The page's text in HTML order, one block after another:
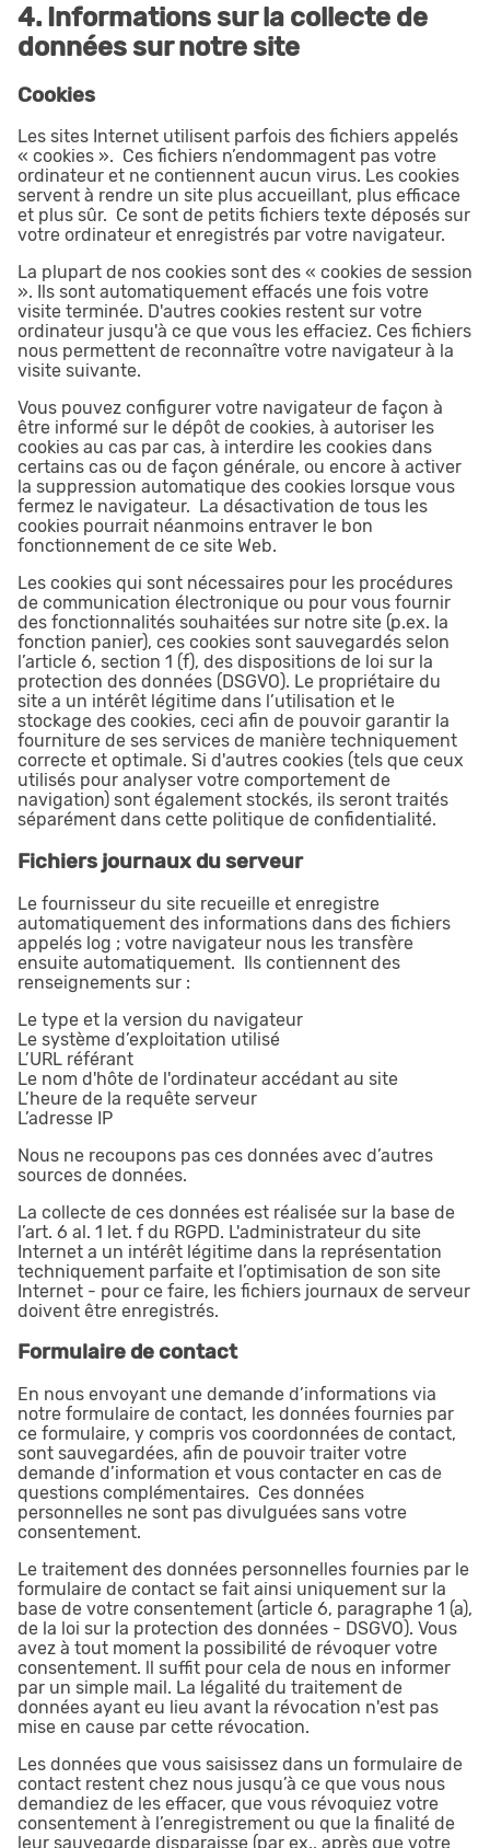
4. Informations sur la collecte de
données sur notre site
Cookies
Les sites Internet utilisent parfois des fichiers appelés
« cookies ». Ces fichiers n’endommagent pas votre
ordinateur et ne contiennent aucun virus. Les cookies
servent à rendre un site plus accueillant, plus efficace
et plus sûr. Ce sont de petits fichiers texte déposés sur
votre ordinateur et enregistrés par votre navigateur.
La plupart de nos cookies sont des « cookies de session
». Ils sont automatiquement effacés une fois votre
visite terminée. D'autres cookies restent sur votre
ordinateur jusqu'à ce que vous les effaciez. Ces fichiers
nous permettent de reconnaître votre navigateur à la
visite suivante.
Vous pouvez configurer votre navigateur de façon à
être informé sur le dépôt de cookies, à autoriser les
cookies au cas par cas, à interdire les cookies dans
certains cas ou de façon générale, ou encore à activer
la suppression automatique des cookies lorsque vous
fermez le navigateur. La désactivation de tous les
cookies pourrait néanmoins entraver le bon
fonctionnement de ce site Web.
Les cookies qui sont nécessaires pour les procédures
de communication électronique ou pour vous fournir
des fonctionnalités souhaitées sur notre site (p.ex. la
fonction panier), ces cookies sont sauvegardés selon
l’article 6, section 1 (f), des dispositions de loi sur la
protection des données (DSGVO). Le propriétaire du
site a un intérêt légitime dans l’utilisation et le
stockage des cookies, ceci afin de pouvoir garantir la
fourniture de ses services de manière techniquement
correcte et optimale. Si d'autres cookies (tels que ceux
utilisés pour analyser votre comportement de
navigation) sont également stockés, ils seront traités
séparément dans cette politique de confidentialité.
Fichiers journaux du serveur
Le fournisseur du site recueille et enregistre
automatiquement des informations dans des fichiers
appelés log ; votre navigateur nous les transfère
ensuite automatiquement. Ils contiennent des
renseignements sur :
Le type et la version du navigateur
Le système d’exploitation utilisé
L’URL référant
Le nom d'hôte de l'ordinateur accédant au site
L’heure de la requête serveur
L’adresse IP
Nous ne recoupons pas ces données avec d’autres
sources de données.
La collecte de ces données est réalisée sur la base de
l’art. 6 al. 1 let. f du RGPD. L'administrateur du site
Internet a un intérêt légitime dans la représentation
techniquement parfaite et l’optimisation de son site
Internet - pour ce faire, les fichiers journaux de serveur
doivent être enregistrés.
Formulaire de contact
En nous envoyant une demande d’informations via
notre formulaire de contact, les données fournies par
ce formulaire, y compris vos coordonnées de contact,
sont sauvegardées, afin de pouvoir traiter votre
demande d’information et vous contacter en cas de
questions complémentaires. Ces données
personnelles ne sont pas divulguées sans votre
consentement.
Le traitement des données personnelles fournies par le
formulaire de contact se fait ainsi uniquement sur la
base de votre consentement (article 6, paragraphe 1 (a),
de la loi sur la protection des données - DSGVO). Vous
avez à tout moment la possibilité de révoquer votre
consentement. ll suffit pour cela de nous en informer
par un simple mail. La légalité du traitement de
données ayant eu lieu avant la révocation n'est pas
mise en cause par cette révocation.
Les données que vous saisissez dans un formulaire de
contact restent chez nous jusqu’à ce que vous nous
demandiez de les effacer, que vous révoquiez votre
consentement à l’enregistrement ou que la finalité de
leur sauvegarde disparaisse (par ex., après que votre